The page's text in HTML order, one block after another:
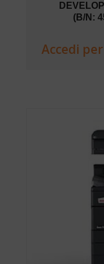
(B/N:
Accedi